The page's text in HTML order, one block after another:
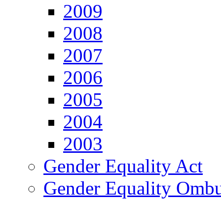
2009
2008
2007
2006
2005
2004
2003
Gender Equality Act
Gender Equality